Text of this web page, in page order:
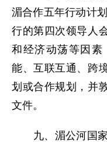
湄合作五年行动计
行的第四次领导人
和经济动荡等因素
能、互联互通、跨
划或合作规划，并
文件。
九、湄公河国家